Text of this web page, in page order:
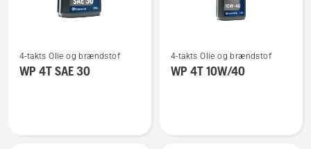
flere
detaljer
4-takts Olie og brændstof
WP 4T SAE 30
flere
detaljer
4-takts Olie og brændstof
WP 4T 10W/40